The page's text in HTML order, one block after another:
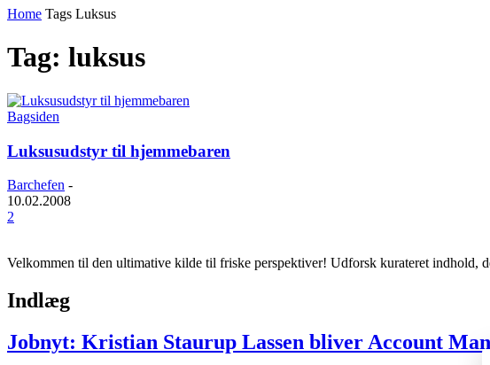
Home Tags Luksus
Tag: luksus
Bagsiden
Luksusudstyr til hjemmebaren
Barchefen -
10.02.2008
2
Velkommen til den ultimative kilde til friske perspektiver! Udforsk kurateret indhold,
Indlæg
Jobnyt: Kristian Staurup Lassen bliver Account